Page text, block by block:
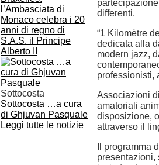
l’Ambasciata di
Monaco celebra i 20
anni di regno di
S.A.S. il Principe
Alberto II
Sottocosta
Sottocosta …a cura
di Ghjuvan Pasquale
Leggi tutte le notizie
differenti.
“1 Kilomètre
dedicata alla
modern jazz,
professionisti,
Associazioni
amatoriali
disposizione,
attraverso il
Il programma
presentazioni,